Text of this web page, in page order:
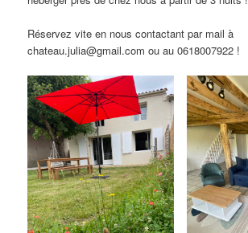
Réservez vite en nous contactant par mail à
chateau.julia@gmail.com ou au 0618007922 !